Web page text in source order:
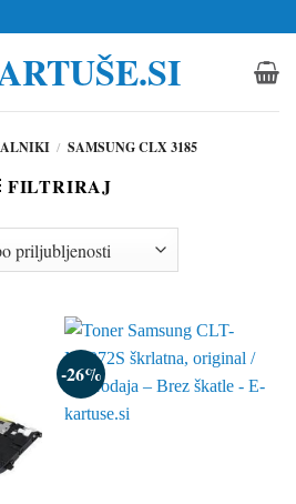
/ SAMSUNG CLX 3185
FILTRIRAJ
-26%